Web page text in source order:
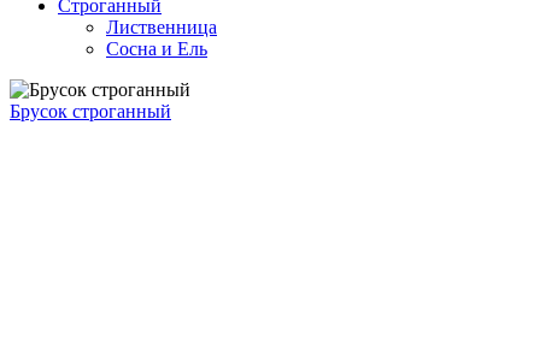
Строганный
Лиственница
Сосна и Ель
Брусок строганный